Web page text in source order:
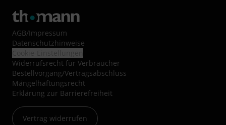
AGB/Impressum
Datenschutzhinweise
Widerrufsrecht für Verbraucher
Bestellvorgang/Vertragsabschluss
Mängelhaftungsrecht
Erklärung zur Barrierefreiheit
Vertrag widerrufen